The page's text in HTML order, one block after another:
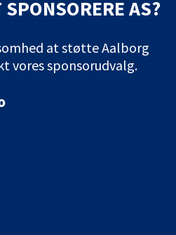
AS?
at støtte Aalborg
vores sponsorudvalg.